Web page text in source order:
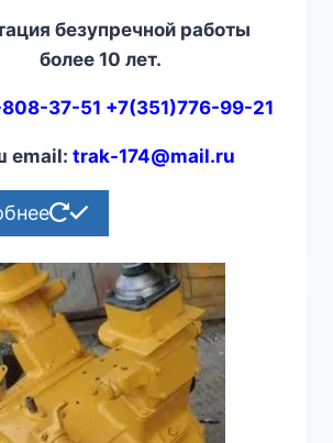
безупречной работы
более 10 лет.
37-51 +7(351)776-99-21
email:trak-174@mail.ru